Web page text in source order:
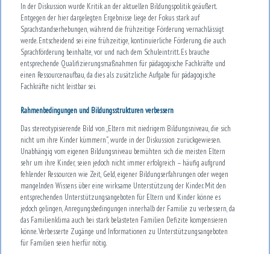
In der Diskussion wurde Kritik an der aktuellen Bildungspolitik geäußert.
Entgegen der hier dargelegten Ergebnisse liege der Fokus stark auf
Sprachstandserhebungen, während die frühzeitige Förderung vernachlässigt
werde. Entscheidend sei eine frühzeitige, kontinuierliche Förderung, die auch
Sprachförderung beinhalte, vor und nach dem Schuleintritt. Es brauche
entsprechende Qualifizierungsmaßnahmen für pädagogische Fachkräfte und
einen Ressourcenaufbau, da dies als zusätzliche Aufgabe für pädagogische
Fachkräfte nicht leistbar sei.
Rahmenbedingungen und Bildungsstrukturen verbessern
Das stereotypisierende Bild von „Eltern mit niedrigem Bildungsniveau, die sich
nicht um ihre Kinder kümmern“, wurde in der Diskussion zurückgewiesen.
Unabhängig vom eigenen Bildungsniveau bemühten sich die meisten Eltern
sehr um ihre Kinder, seien jedoch nicht immer erfolgreich – häufig aufgrund
fehlender Ressourcen wie Zeit, Geld, eigener Bildungserfahrungen oder wegen
mangelnden Wissens über eine wirksame Unterstützung der Kinder. Mit den
entsprechenden Unterstützungsangeboten für Eltern und Kinder könne es
jedoch gelingen, Anregungsbedingungen innerhalb der Familie zu verbessern, da
das Familienklima auch bei stark belasteten Familien Defizite kompensieren
könne. Verbesserte Zugänge und Informationen zu Unterstützungsangeboten
für Familien seien hierfür nötig.